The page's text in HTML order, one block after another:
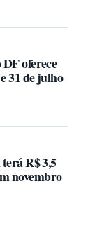
oferece
31 de julho
R$ 3,5
novembro